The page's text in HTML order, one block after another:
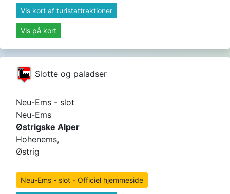
Vis kort af turistattraktioner
Vis på kort
Slotte og paladser
Neu-Ems - slot
Neu-Ems
Østrigske Alper
Hohenems,
Østrig
Neu-Ems - slot - Officiel hjemmeside